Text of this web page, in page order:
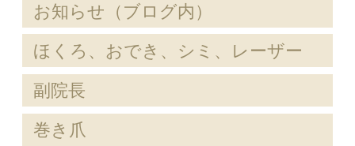
お知らせ（ブログ内）
ほくろ、おでき、シミ、レーザー
副院長
巻き爪